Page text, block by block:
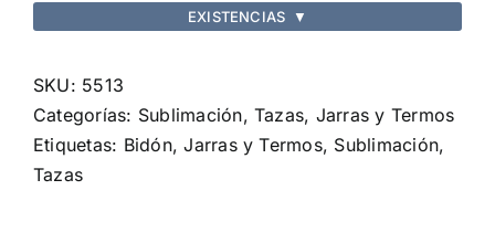
EXISTENCIAS ▼
SKU: 5513
Categorías: Sublimación,Tazas, Jarras y Termos
Etiquetas: Bidón,Jarras y Termos, Sublimación,
Tazas